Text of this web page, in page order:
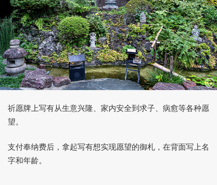
祈愿牌上写有从生意兴隆、家内安全到求子、病愈等各种愿
望。
支付奉纳费后，拿起写有想实现愿望的御札，在背面写上名
字和年龄。